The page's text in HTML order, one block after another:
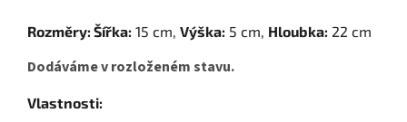
Rozměry: Šířka: 15 cm, Výška: 5 cm, Hloubka: 22 cm
Dodáváme v rozloženém stavu.
Vlastnosti: